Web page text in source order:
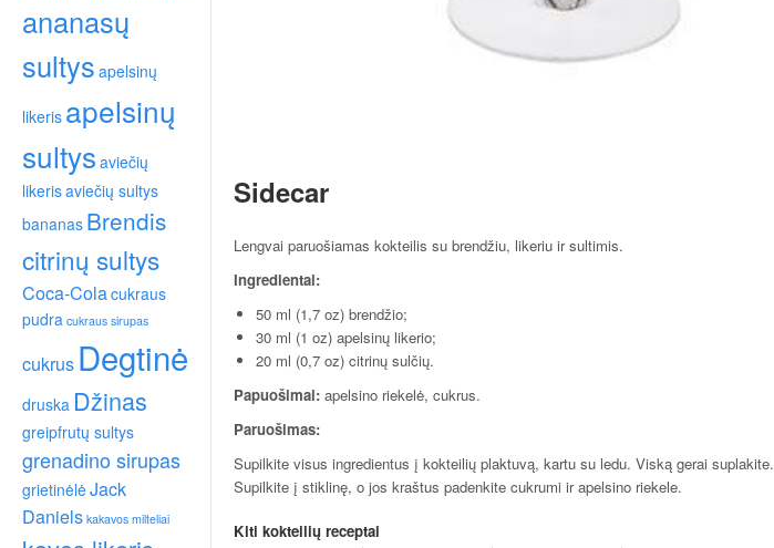
ananasų
sultys apelsinų
likeris apelsinų
sultys aviečių
likerisaviečių sultys
bananas Brendis
citrinų sultys
Coca-Colacukraus
pudra cukraus sirupas
cukrus Degtinė
druska Džinas
greipfrutų sultys
grenadino sirupas
grietinėlėJack
Daniels kakavos milteliai
Sidecar
Lengvai paruošiamas kokteilis su brendžiu, likeriu ir sultimis.
Ingredientai:
50 ml (1,7 oz) brendžio;
30 ml (1 oz) apelsinų likerio;
20 ml (0,7 oz) citrinų sulčių.
Papuošimai: apelsino riekelė, cukrus.
Paruošimas:
Supilkite visus ingredientus į kokteilių plaktuvą, kartu su ledu. Viską gerai suplakite.
Supilkite į stiklinę, o jos kraštus padenkite cukrumi ir apelsino riekele.
Kiti kokteilių receptai